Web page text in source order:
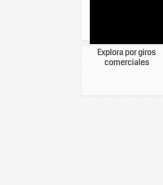
Explora por giros
comerciales